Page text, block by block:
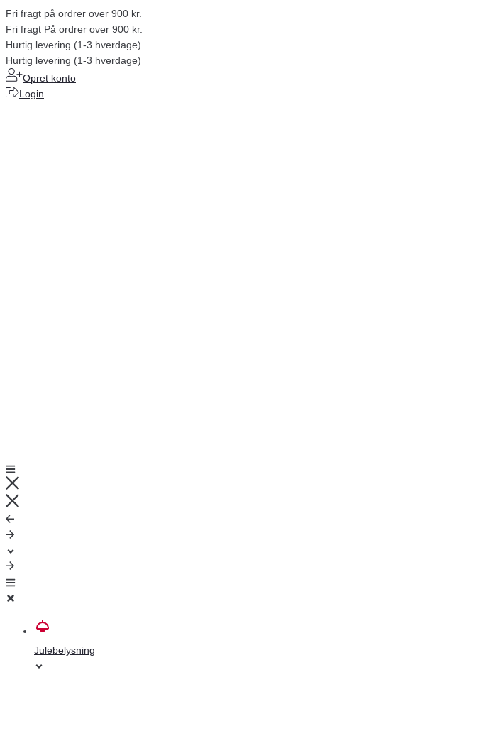
Fri fragt på ordrer over 900 kr.
Fri fragt På ordrer over 900 kr.
Hurtig levering (1-3 hverdage)
Hurtig levering (1-3 hverdage)
Opret konto
Login
Julebelysning